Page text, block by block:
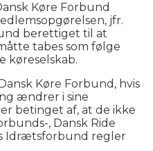
Køre Forbund
jfr.
berettiget til at
tabes som følge
køreselskab.
Køre Forbund, hvis
ændrer i sine
betinget af, at de ikke
, Dansk Ride
Idrætsforbund regler